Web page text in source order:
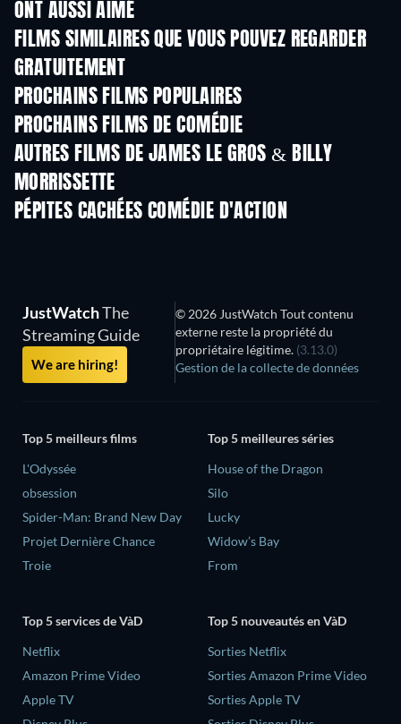
ONT AUSSI AIMÉ
FILMS SIMILAIRES QUE VOUS POUVEZ REGARDER
GRATUITEMENT
PROCHAINS FILMS POPULAIRES
PROCHAINS FILMS DE COMÉDIE
AUTRES FILMS DE JAMES LE GROS & BILLY
MORRISSETTE
PÉPITES CACHÉES COMÉDIE D'ACTION
JustWatchThe
Streaming Guide
We are hiring!
© 2026 JustWatch Tout contenu
externe reste la propriété du
propriétaire légitime. (3.13.0)
Gestion de la collecte de données
Top 5 meilleurs films
L'Odyssée
obsession
Spider-Man: Brand New Day
Projet Dernière Chance
Troie
Top 5 meilleures séries
House of the Dragon
Silo
Lucky
Widow’s Bay
From
Top 5 services de VàD
Netflix
Amazon Prime Video
Apple TV
Top 5 nouveautés en VàD
Sorties Netflix
Sorties Amazon Prime Video
Sorties Apple TV